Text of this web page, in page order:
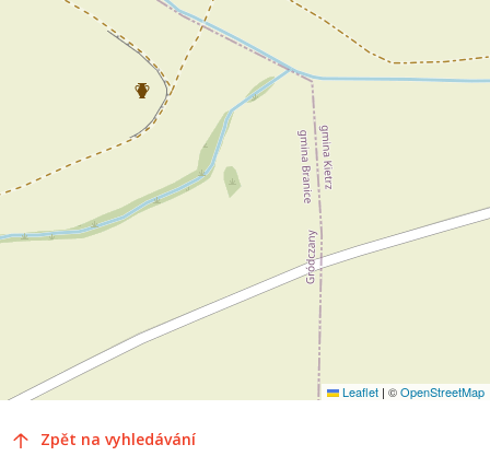
Leaflet | ©OpenStreetMap
Zpět na vyhledávání